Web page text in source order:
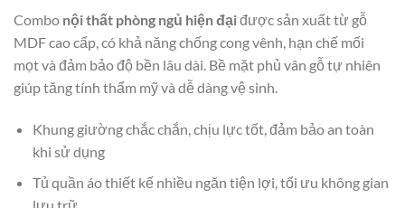
Combo nội thất phòng ngủ hiện đạiđược sản xuất từ gỗ
MDF cao cấp, có khả năng chống cong vênh, hạn chế mối
mọt và đảm bảo độ bền lâu dài. Bề mặt phủ vân gỗ tự nhiên
giúp tăng tính thẩm mỹ và dễ dàng vệ sinh.
Khung giường chắc chắn, chịu lực tốt, đảm bảo an toàn
khi sử dụng
Tủ quần áo thiết kế nhiều ngăn tiện lợi, tối ưu không gian